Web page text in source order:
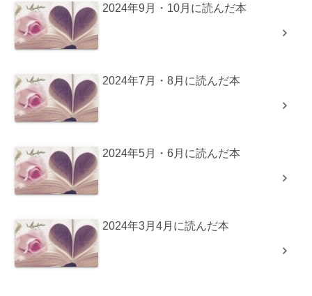
2024年9月・10月に読んだ本
2024年7月・8月に読んだ本
2024年5月・6月に読んだ本
2024年3月4月に読んだ本